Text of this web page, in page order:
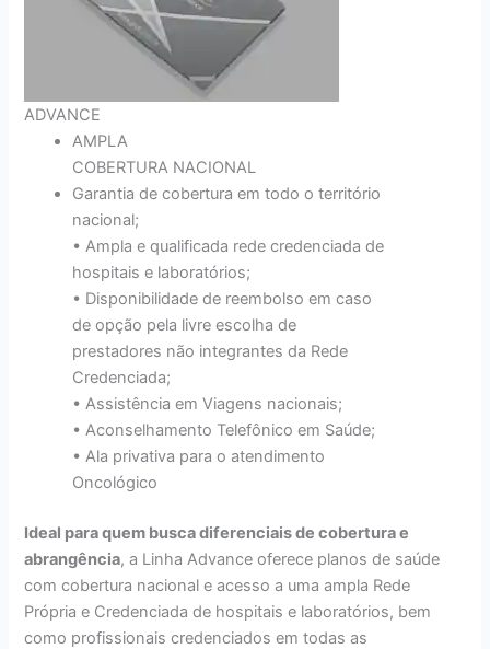
ADVANCE
AMPLA
COBERTURA NACIONAL
Garantia de cobertura em todo o território
nacional;
• Ampla e qualificada rede credenciada de
hospitais e laboratórios;
• Disponibilidade de reembolso em caso
de opção pela livre escolha de
prestadores não integrantes da Rede
Credenciada;
• Assistência em Viagens nacionais;
• Aconselhamento Telefônico em Saúde;
• Ala privativa para o atendimento
Oncológico
Ideal para quem busca diferenciais de cobertura e
abrangência, a Linha Advance oferece planos de saúde
com cobertura nacional e acesso a uma ampla Rede
Própria e Credenciada de hospitais e laboratórios, bem
como profissionais credenciados em todas as